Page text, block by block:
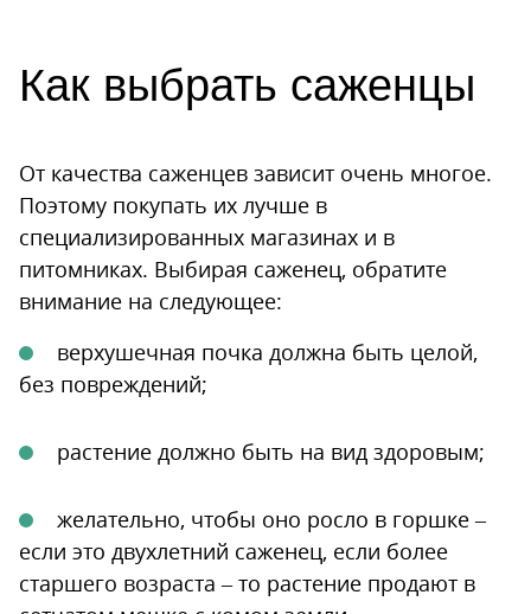
Как выбрать саженцы
От качества саженцев зависит очень многое.
Поэтому покупать их лучше в
специализированных магазинах и в
питомниках. Выбирая саженец, обратите
внимание на следующее:
верхушечная почка должна быть целой,
без повреждений;
растение должно быть на вид здоровым;
желательно, чтобы оно росло в горшке –
если это двухлетний саженец, если более
старшего возраста – то растение продают в